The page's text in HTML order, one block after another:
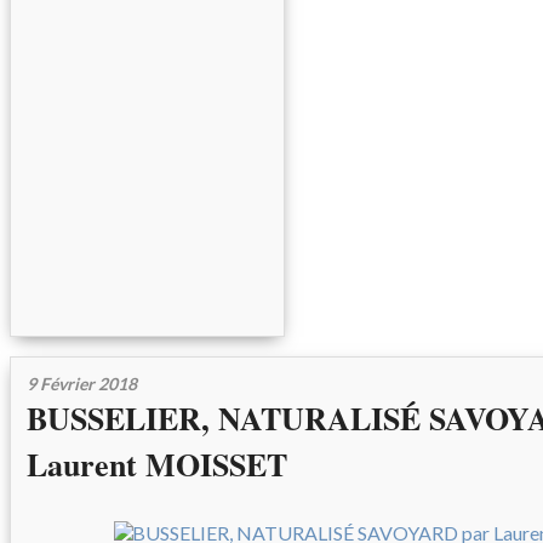
9 Février 2018
BUSSELIER, NATURALISÉ
Laurent MOISSET